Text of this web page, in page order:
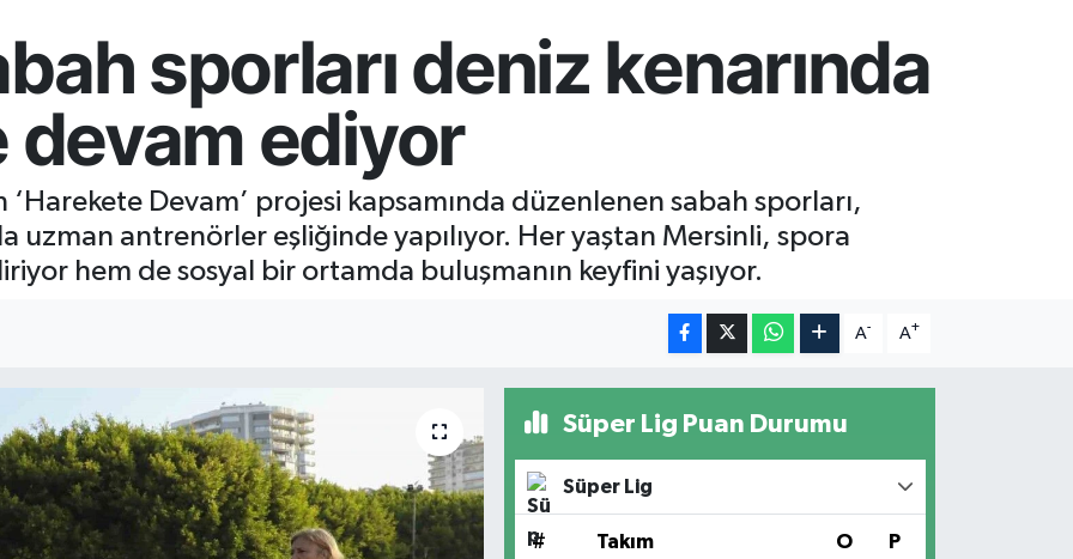
sporları deniz kenarında
ediyor
Devam’ projesi kapsamında düzenlenen sabah sporları,
uzman antrenörler eşliğinde yapılıyor. Her yaştan Mersinli, spora
hem de sosyal bir ortamda buluşmanın keyfini yaşıyor.
A- A+
Süper Lig Puan Durumu
Süper Lig
# Takım O P